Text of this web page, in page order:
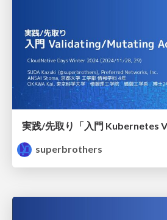
superbrothers